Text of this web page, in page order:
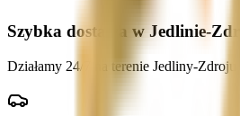
Szybka dostawa w Jedlinie-
Działamy 24/7 na terenie Jedliny-